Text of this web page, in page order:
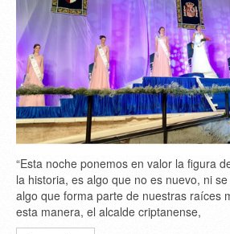
“Esta noche ponemos en valor la figura
la historia, es algo que no es nuevo, ni
algo que forma parte de nuestras raíces
esta manera, el alcalde criptanense,